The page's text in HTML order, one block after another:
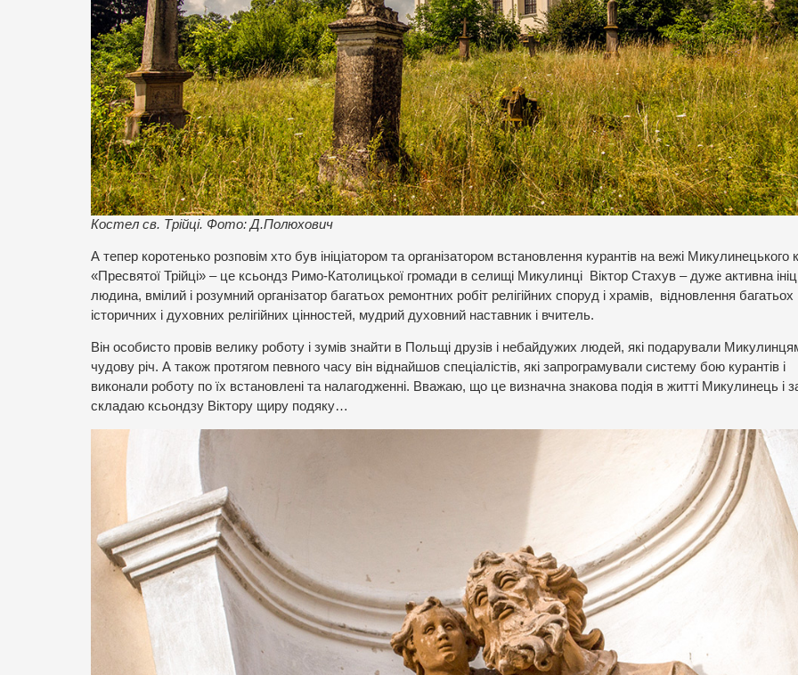
Костел св. Трійці. Фото: Д.Полюхович
А тепер коротенько розповім хто був ініціатором та організатором встановлення курантів на вежі Микулинецького
«Пресвятої Трійці» – це ксьондз Римо-Католицької громади в селищі Микулинці Віктор Стахув – дуже активна
людина, вмілий і розумний організатор багатьох ремонтних робіт релігійних споруд і храмів, відновлення багатьох
історичних і духовних релігійних цінностей, мудрий духовний наставник і вчитель.
Він особисто провів велику роботу і зумів знайти в Польщі друзів і небайдужих людей, які подарували
чудову річ. А також протягом певного часу він віднайшов спеціалістів, які запрограмували систему бою курантів і
виконали роботу по їх встановлені та налагодженні. Вважаю, що це визначна знакова подія в житті Микулинець і
складаю ксьондзу Віктору щиру подяку…